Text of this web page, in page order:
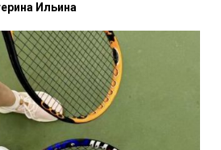
Ильина